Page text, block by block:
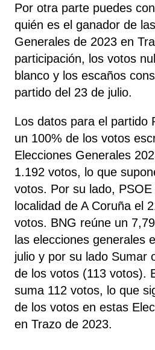
Por otra parte puedes
quién es el ganador de
Generales de 2023 en
participación, los votos
blanco y los escaños
partido del 23 de julio.
Los datos para el partido
un 100% de los votos
Elecciones Generales
1.192 votos, lo que
votos. Por su lado, PSOE
localidad de A Coruña el
votos. BNG reúne un
las elecciones generales
julio y por su lado Sumar
de los votos (113 votos).
suma 112 votos, lo que
de los votos en estas
en Trazo de 2023.